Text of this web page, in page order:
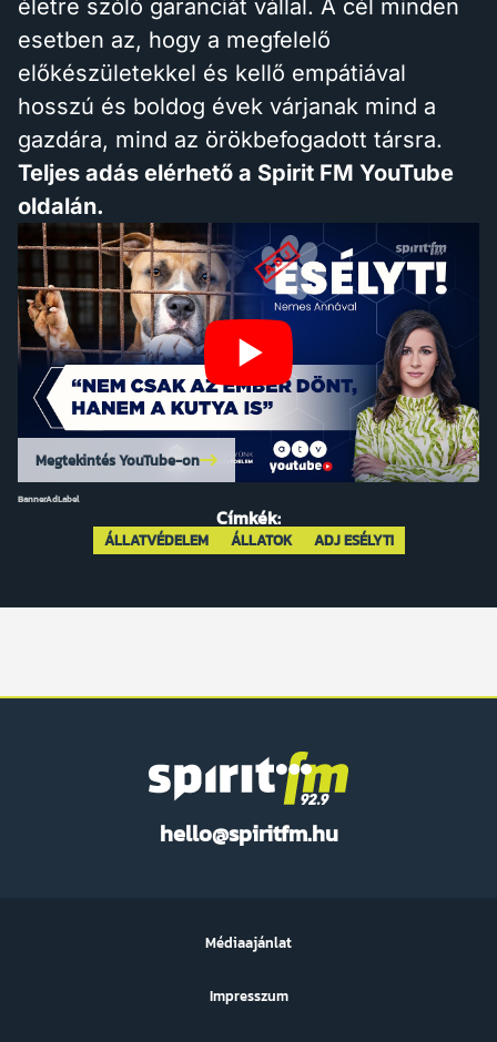
életre szóló garanciát vállal. A cél minden
esetben az, hogy a megfelelő
előkészületekkel és kellő empátiával
hosszú és boldog évek várjanak mind a
gazdára, mind az örökbefogadott társra.
Teljes adás elérhető a Spirit FM YouTube
oldalán.
Megtekintés YouTube-on
BannerAdLabel
Címkék:
ÁLLATVÉDELEM ÁLLATOK ADJ ESÉLYT!
hello@spiritfm.hu
FM
Médiaajánlat
Impresszum